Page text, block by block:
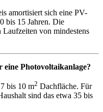
amortisiert sich eine PV-
bis 15 Jahren. Die
von mindestens
Photovoltaikanlage?
bis 10 m2 Dachfläche. Für
sind das etwa 35 bis